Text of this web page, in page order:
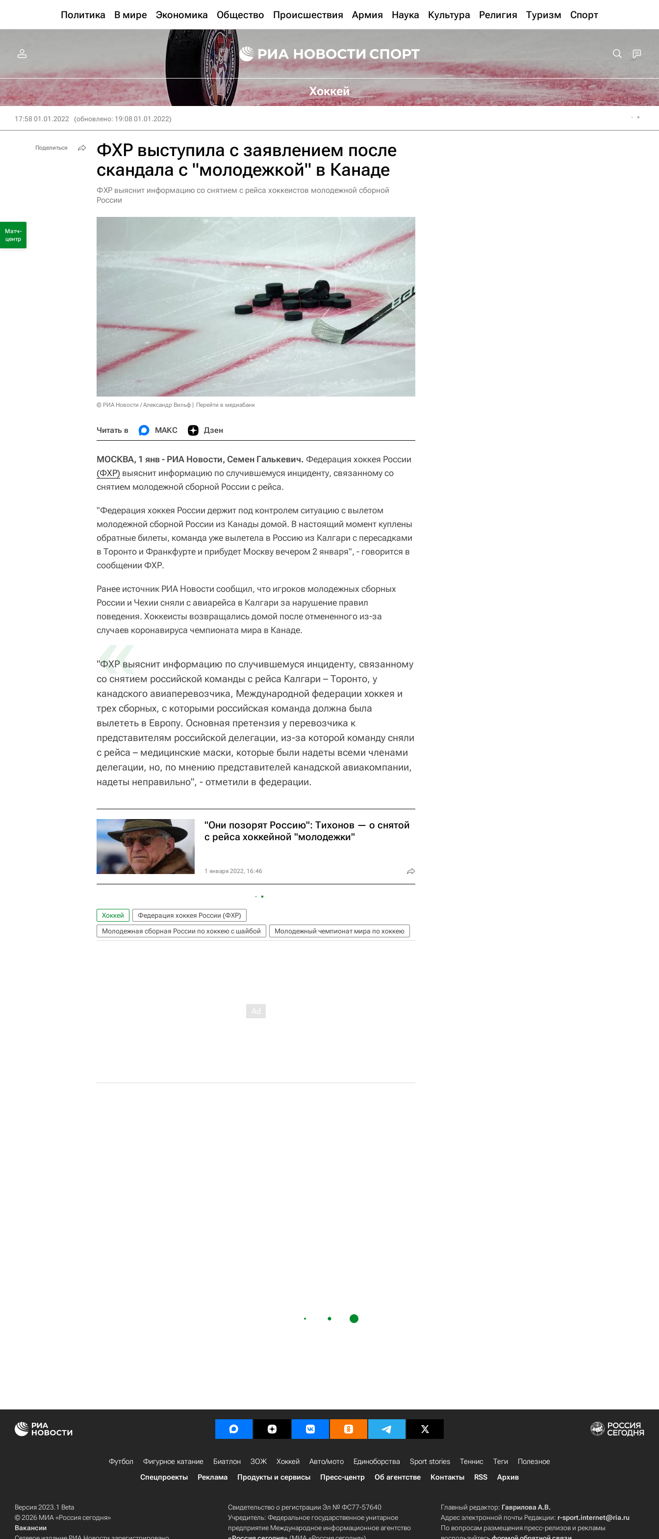
Политика В мире Экономика Общество Происшествия Армия Наука Культура Религия Туризм Спорт
Хоккей
17:58 01.01.2022 (обновлено: 19:08 01.01.2022)
ФХР выступила с заявлением после
скандала с "молодежкой" в Канаде
ФХР выяснит информацию со снятием с рейса хоккеистов молодежной сборной
России
© РИА Новости / Александр Вильф Перейти в медиабанк
Читать в МАКС Дзен
МОСКВА, 1 янв - РИА Новости, Семен Галькевич. Федерация хоккея России
(ФХР) выяснит информацию по случившемуся инциденту, связанному со
снятием молодежной сборной России с рейса.
"Федерация хоккея России держит под контролем ситуацию с вылетом
молодежной сборной России из Канады домой. В настоящий момент куплены
обратные билеты, команда уже вылетела в Россию из Калгари с пересадками
в Торонто и Франкфурте и прибудет Москву вечером 2 января", - говорится в
сообщении ФХР.
Ранее источник РИА Новости сообщил, что игроков молодежных сборных
России и Чехии сняли с авиарейса в Калгари за нарушение правил
поведения. Хоккеисты возвращались домой после отмененного из-за
случаев коронавируса чемпионата мира в Канаде.
«
"ФХР выяснит информацию по случившемуся инциденту, связанному
со снятием российской команды с рейса Калгари – Торонто, у
канадского авиаперевозчика, Международной федерации хоккея и
трех сборных, с которыми российская команда должна была
вылететь в Европу. Основная претензия у перевозчика к
представителям российской делегации, из-за которой команду сняли
с рейса – медицинские маски, которые были надеты всеми членами
делегации, но, по мнению представителей канадской авиакомпании,
надеты неправильно", - отметили в федерации.
"Они позорят Россию": Тихонов — о снятой
с рейса хоккейной "молодежки"
1 января 2022, 16:46
Хоккей
Федерация хоккея России (ФХР)
Молодежная сборная России по хоккею с шайбой
Молодежный чемпионат мира по хоккею
Поделиться
Матч-
центр
Футбол Фигурное катание Биатлон ЗОЖ Хоккей Авто/мото Единоборства Sport stories Теннис Теги
Полезное
Спецпроекты
Реклама Продукты и сервисы Пресс-центр Об агентстве Контакты RSS Архив
Версия 2023.1 Beta
© 2026 МИА «Россия сегодня»
Вакансии
Свидетельство о регистрации Эл № ФС77-57640
Учредитель: Федеральное государственное унитарное
предприятие Международное информационное агентство
Главный редактор: Гаврилова А.В.
Адрес электронной почты Редакции: r-sport.internet@ria.ru
По вопросам размещения пресс-релизов и рекламы